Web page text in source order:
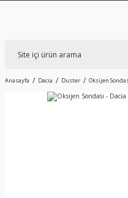
Anasayfa Dacia Duster Oksijen